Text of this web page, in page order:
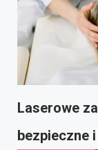
Laserowe
bezpieczne